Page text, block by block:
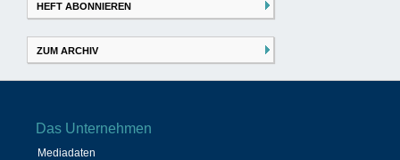
HEFT ABONNIEREN
ZUM ARCHIV
Das Unternehmen
Mediadaten